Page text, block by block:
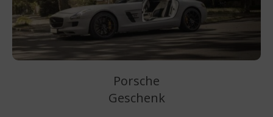
Porsche
Geschenk